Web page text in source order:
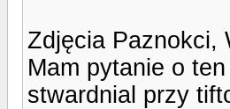
Zdjęcia Paznokci,
Mam pytanie o
stwardnial przy